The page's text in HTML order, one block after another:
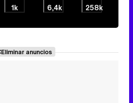
1k 6,4k 258k
Eliminar anuncios